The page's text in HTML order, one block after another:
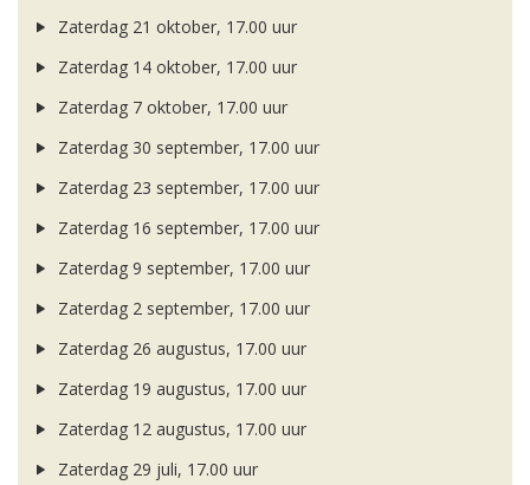
Zaterdag 21 oktober, 17.00 uur
Zaterdag 14 oktober, 17.00 uur
Zaterdag 7 oktober, 17.00 uur
Zaterdag 30 september, 17.00 uur
Zaterdag 23 september, 17.00 uur
Zaterdag 16 september, 17.00 uur
Zaterdag 9 september, 17.00 uur
Zaterdag 2 september, 17.00 uur
Zaterdag 26 augustus, 17.00 uur
Zaterdag 19 augustus, 17.00 uur
Zaterdag 12 augustus, 17.00 uur
Zaterdag 29 juli, 17.00 uur